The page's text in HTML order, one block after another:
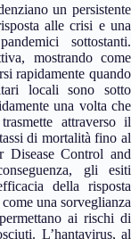
un persistente
alle crisi e una
sottostanti.
mostrando come
rapidamente quando
locali sono sotto
una volta che
attraverso il
di mortalità fino al
Disease Control and
gli esiti
della risposta
una sorveglianza
ai rischi di
L’hantavirus, al